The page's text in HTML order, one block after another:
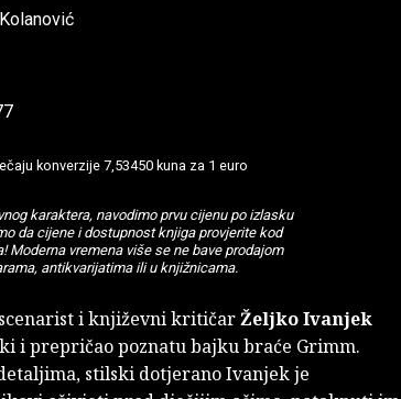
konverzije 7,53450 kuna za 1 euro
karaktera, navodimo prvu cijenu po izlasku
da cijene i dostupnost knjiga provjerite kod
Moderna vremena više se ne bave prodajom
antikvarijatima ili u knjižnicama.
i književni kritičarŽeljko Ivanjek
i prepričao poznatu bajku braće Grimm.
stilski dotjerano Ivanjek je